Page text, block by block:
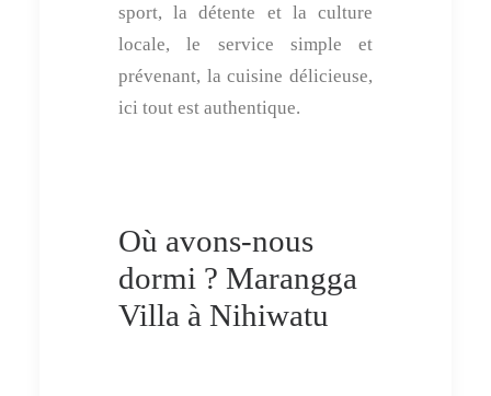
sport, la détente et la culture
locale, le service simple et
prévenant, la cuisine délicieuse,
ici tout est authentique.
Où avons-nous
dormi ? Marangga
Villa à Nihiwatu